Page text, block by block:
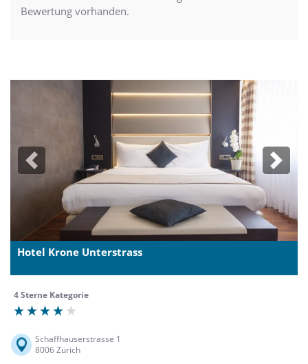
Bewertung vorhanden.
Previous Next
Hotel Krone Unterstrass
4 Sterne Kategorie
Schaffhauserstrasse 1
8006 Zürich